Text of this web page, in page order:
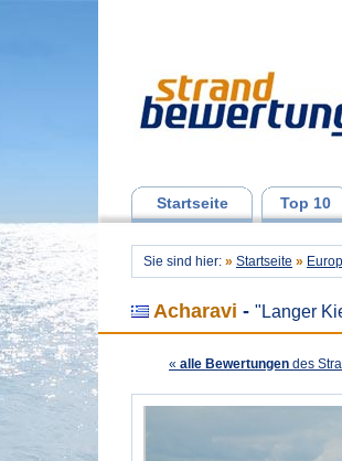
Startseite Top 10
Sie sind hier: » Startseite »
Acharavi - "Langer
« alle Bewertungen des